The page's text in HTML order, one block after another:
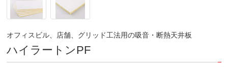
オフィスビル、店舗、グリッド工法用の吸音・断熱天井板
ハイラートンPF